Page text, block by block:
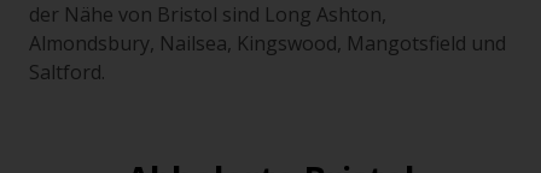
der Nähe von Bristol sind Long Ashton,
Almondsbury, Nailsea, Kingswood, Mangotsfield und
Saltford.